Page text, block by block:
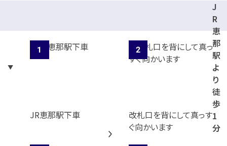
J
R
恵
那
駅
よ
り
徒
歩
1
分
JR恵那駅下車
改札口を背にして真っす
ぐ向かいます